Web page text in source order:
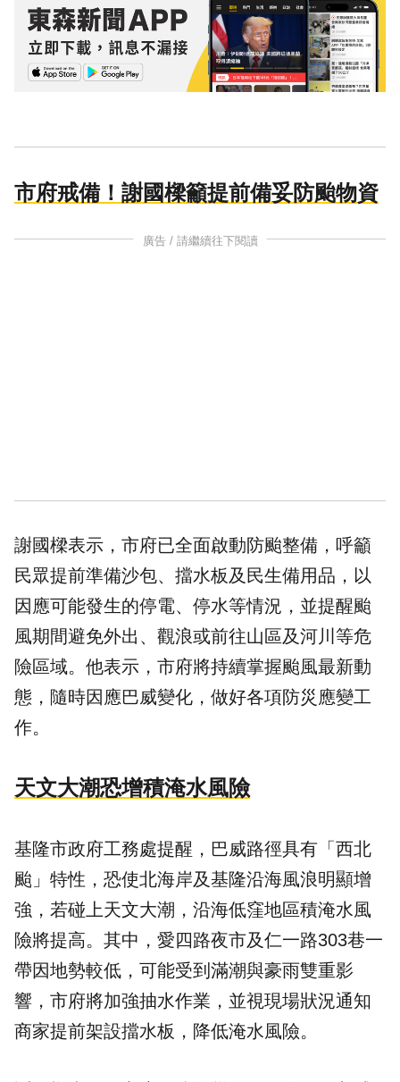
市府戒備！謝國樑籲提前備妥防颱物資
廣告 / 請繼續往下閱讀
謝國樑表示，市府已全面啟動防颱整備，呼籲
民眾提前準備沙包、擋水板及民生備用品，以
因應可能發生的停電、停水等情況，並提醒颱
風期間避免外出、觀浪或前往山區及河川等危
險區域。他表示，市府將持續掌握颱風最新動
態，隨時因應巴威變化，做好各項防災應變工
作。
天文大潮恐增積淹水風險
基隆市政府工務處提醒，巴威路徑具有「西北
颱」特性，恐使北海岸及基隆沿海風浪明顯增
強，若碰上天文大潮，沿海低窪地區積淹水風
險將提高。其中，愛四路夜市及仁一路303巷一
帶因地勢較低，可能受到滿潮與豪雨雙重影
響，市府將加強抽水作業，並視現場狀況通知
商家提前架設擋水板，降低淹水風險。